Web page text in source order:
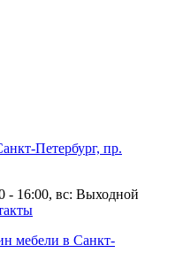
Петербург, пр.
- 16:00, вс: Выходной